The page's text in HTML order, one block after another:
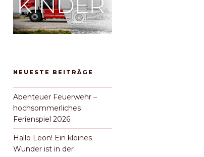
NEUESTE BEITRÄGE
Abenteuer Feuerwehr –
hochsommerliches
Ferienspiel 2026
Hallo Leon! Ein kleines
Wunder ist in der